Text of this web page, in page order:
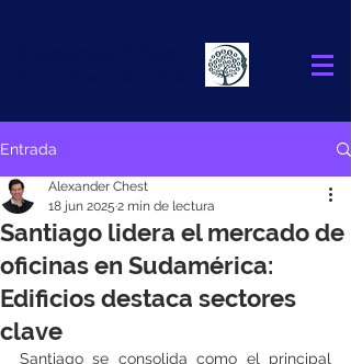
Entrada
Santiago lidera el mercado de
oficinas en Sudamérica:
Edificios destaca sectores
clave
Alexander Chest
18 jun 2025 2 min de lectura
Santiago se consolida como el principal